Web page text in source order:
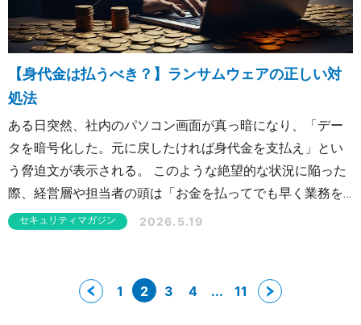
【身代金は払うべき？】ランサムウェアの正しい対
処法
ある日突然、社内のパソコン画面が真っ暗になり、「デー
タを暗号化した。元に戻したければ身代金を支払え」とい
う脅迫文が表示される。 このような絶望的な状況に陥った
際、経営層や担当者の頭は「お金を払ってでも早く業務を
再開させるべきか？」という選択がよぎるかもしれませ
ります。 本記事では、身代金を支払ってはいけない理由
と、被害に遭った際に組織が取るべき正しい初動対応につ
セキュリティマガジン 2026.5.19
1 2 3 4 ... 11